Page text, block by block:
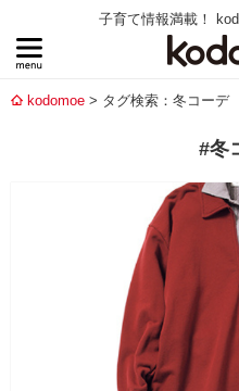
子育て情報満載！
kodomoe タグ検索：冬コーデ
#冬